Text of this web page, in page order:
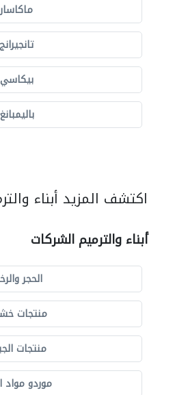
ماكاسار
تانجيرانج
بيكاسي
باليمبانغ
اكتشف المزيد أبناء
أبناء والترميم الشركات
الحجر
منتجات
منتجات
موردو مواد